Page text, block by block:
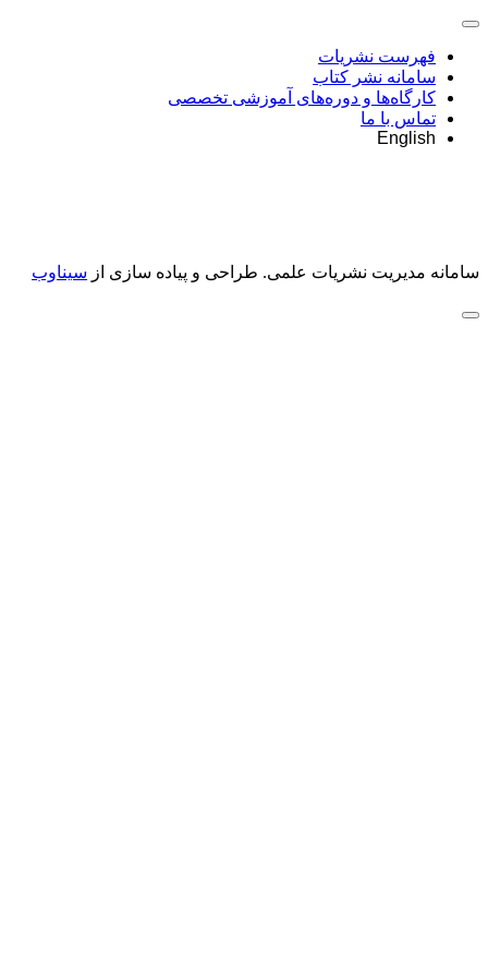
فهرست نشریات
سامانه نشر کتاب
کارگاه‌ها و دوره‌های آموزشی تخصصی
تماس با ما
English
سامانه مدیریت نشریات علمی. طراحی و پیاده سازی از سیناوب